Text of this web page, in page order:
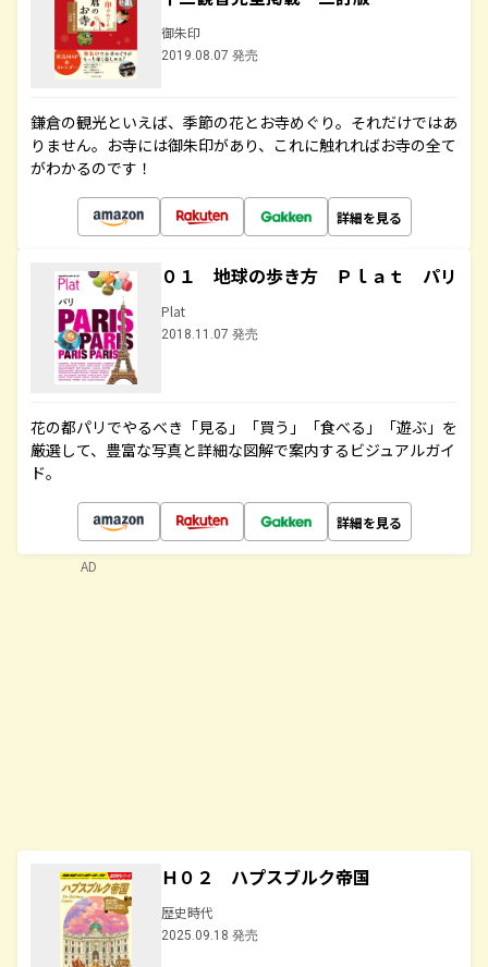
御朱印
2019.08.07 発売
鎌倉の観光といえば、季節の花とお寺めぐり。それだけではあ
りません。お寺には御朱印があり、これに触れればお寺の全て
がわかるのです！
詳細を見る
０１ 地球の歩き方 Ｐｌａｔ パリ
Plat
2018.11.07 発売
花の都パリでやるべき「見る」「買う」「食べる」「遊ぶ」を
厳選して、豊富な写真と詳細な図解で案内するビジュアルガイ
ド。
詳細を見る
Ｈ０２ ハプスブルク帝国
歴史時代
2025.09.18 発売
AD